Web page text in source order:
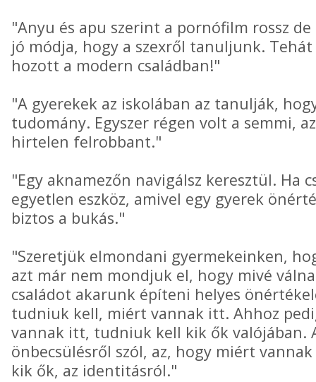
"Anyu és apu szerint a pornófilm rossz
jó módja, hogy a szexről tanuljunk.
hozott a modern családban!"
"A gyerekek az iskolában az tanulják,
tudomány. Egyszer régen volt a semmi,
hirtelen felrobbant."
"Egy aknamezőn navigálsz keresztül. Ha
egyetlen eszköz, amivel egy gyerek
biztos a bukás."
"Szeretjük elmondani gyermekeinken,
azt már nem mondjuk el, hogy mivé
családot akarunk építeni helyes
tudniuk kell, miért vannak itt. Ahhoz
vannak itt, tudniuk kell kik ők valójában.
önbecsülésről szól, az, hogy miért
kik ők, az identitásról."